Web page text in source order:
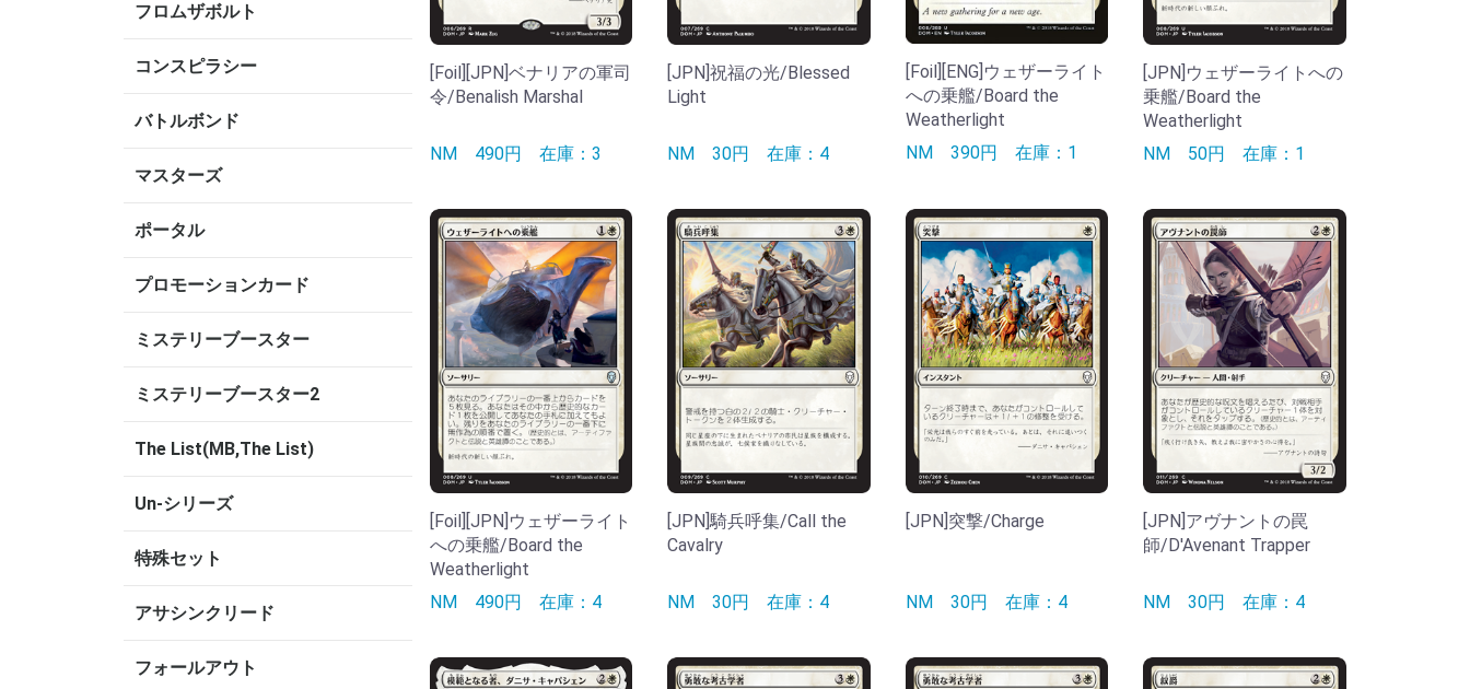
フロムザボルト
コンスピラシー
バトルボンド
マスターズ
ポータル
プロモーションカード
ミステリーブースター
ミステリーブースター2
The List(MB,The List)
Un-シリーズ
特殊セット
アサシンクリード
フォールアウト
[Foil][JPN]ベナリアの軍司
令/Benalish Marshal
NM 490円 在庫：3
[JPN]祝福の光/Blessed
Light
NM30円在庫：4
[Foil][ENG]ウェザーライト
への乗艦/Board the
Weatherlight
NM 390円 在庫：1
[JPN]ウェザーライトへの
乗艦/Board the
Weatherlight
NM 50円在庫：1
[Foil][JPN]ウェザーライト
への乗艦/Board the
Weatherlight
NM 490円 在庫：4
[JPN]騎兵呼集/Call the
Cavalry
NM30円在庫：4
[JPN]突撃/Charge
NM 30円 在庫：4
[JPN]アヴナントの罠
師/D'Avenant Trapper
NM30円在庫：4